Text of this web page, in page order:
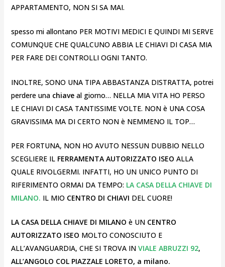
APPARTAMENTO, NON SI SA MAI.
spesso mi allontano PER MOTIVI MEDICI E QUINDI MI SERVE
COMUNQUE CHE QUALCUNO ABBIA LE CHIAVI DI CASA MIA
PER FARE DEI CONTROLLI OGNI TANTO.
INOLTRE, SONO UNA TIPA ABBASTANZA DISTRATTA, potrei
perdere una chiave al giorno… NELLA MIA VITA HO PERSO
LE CHIAVI DI CASA TANTISSIME VOLTE. NON è UNA COSA
GRAVISSIMA MA DI CERTO NON è NEMMENO IL TOP…
PER FORTUNA, NON HO AVUTO NESSUN DUBBIO NELLO
SCEGLIERE IL FERRAMENTA AUTORIZZATO ISEO ALLA
QUALE RIVOLGERMI. INFATTI, HO UN UNICO PUNTO DI
RIFERIMENTO ORMAI DA TEMPO: LA CASA DELLA CHIAVE DI
MILANO. IL MIO CENTRO DI CHIAVI DEL CUORE!
LA CASA DELLA CHIAVE DI MILANO è UN CENTRO
AUTORIZZATO ISEO MOLTO CONOSCIUTO E
ALL’AVANGUARDIA, CHE SI TROVA IN VIALE ABRUZZI 92,
ALL’ANGOLO COL PIAZZALE LORETO, a milano.